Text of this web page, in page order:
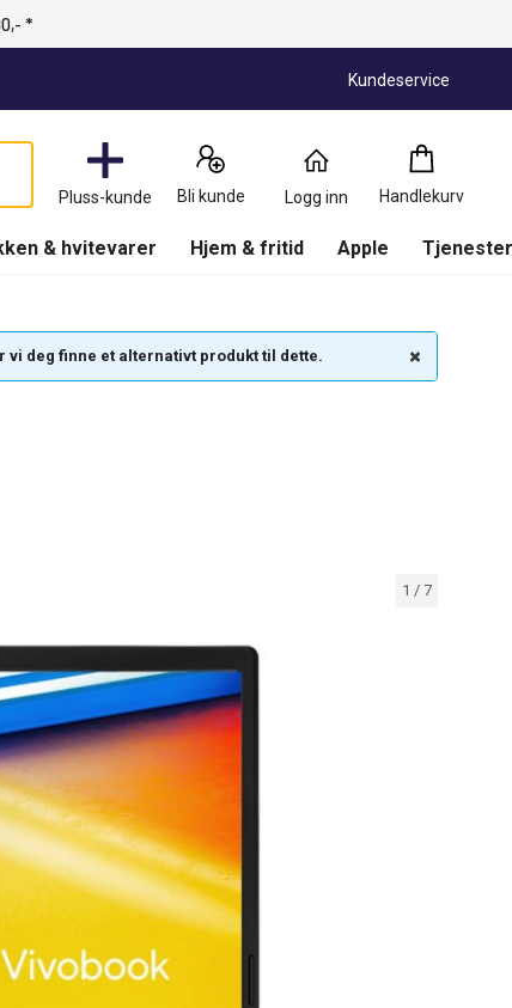
*
Kundeservice
Pluss-kunde Bli kunde Logg inn Handlekurv
Handlekurv
0
Produkter
& hvitevarer Hjem & fritid Apple
vi deg finne et alternativt produkt til dette.
1 / 7